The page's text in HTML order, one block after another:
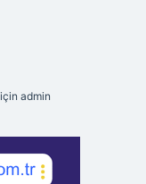
için admin